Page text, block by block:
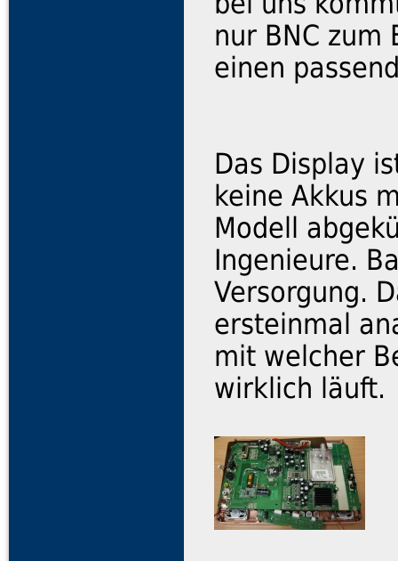
nur BNC zum
einen
Das Display
keine Akkus
Modell
Ingenieure.
Versorgung.
ersteinmal
mit welcher
wirklich läuft.